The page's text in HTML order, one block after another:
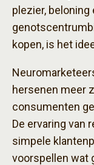
plezier, beloning
kopen, is het
hersenen meer
consumenten
De ervaring van
simpele
voorspellen wat